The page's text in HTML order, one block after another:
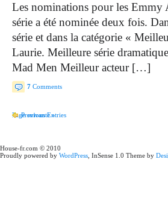
Les nominations pour les Emmy
série a été nominée deux fois.
série et dans la catégorie «
Laurie. Meilleure série
Mad Men Meilleur acteur […]
7 Comments
Previous Entries
Page suivante »
House-fr.com © 2010
Proudly powered by WordPress , InSense 1.0 Theme by